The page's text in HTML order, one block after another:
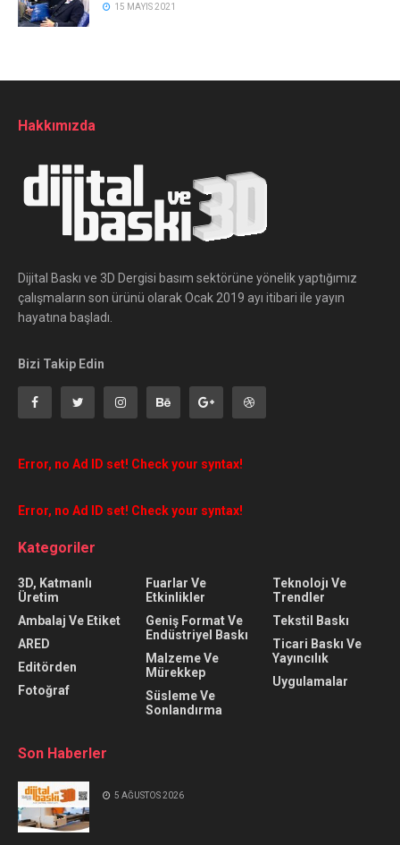
15 MAYIS 2021
Hakkımızda
Dijital Baskı ve 3D Dergisi basım sektörüne yönelik yaptığımız
çalışmaların son ürünü olarak Ocak 2019 ayı itibari ile yayın
hayatına başladı.
Bizi Takip Edin
Error, no Ad ID set! Check your syntax!
Error, no Ad ID set! Check your syntax!
Kategoriler
3D, Katmanlı
Üretim
Ambalaj Ve Etiket
ARED
Editörden
Fotoğraf
Fuarlar Ve
Etkinlikler
Geniş Format Ve
Endüstriyel Baskı
Malzeme Ve
Mürekkep
Süsleme Ve
Sonlandırma
Teknolojı Ve
Trendler
Tekstil Baskı
Ticari Baskı Ve
Yayıncılık
Uygulamalar
Son Haberler
5 AĞUSTOS 2026